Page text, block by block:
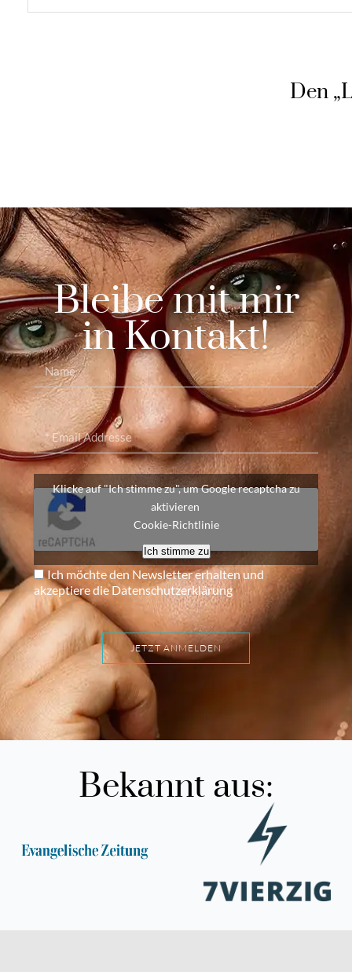
Den
Bleibe mit mir
in Kontakt!
Klicke auf "Ich stimme zu", um Google recaptcha zu
aktivieren
Cookie-Richtlinie
Ich stimme zu
Ich möchte den Newsletter erhalten und
akzeptiere die Datenschutzerklärung
JETZT ANMELDEN
Bekannt aus: